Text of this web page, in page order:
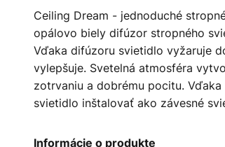
Ceiling Dream - jednoduché
opálovo biely difúzor stropného
Vďaka difúzoru svietidlo vyžaruje
vylepšuje. Svetelná atmosféra
zotrvaniu a dobrému pocitu.
svietidlo inštalovať ako závesné
Informácie o produkte